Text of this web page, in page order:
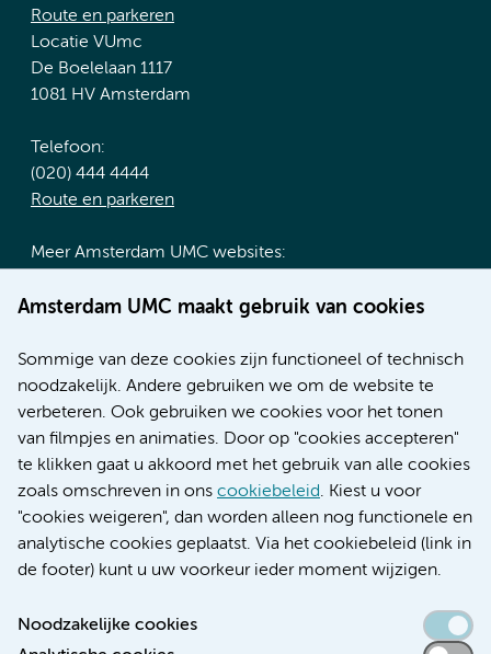
Amsterdam UMC maakt gebruik van cookies
Sommige van deze cookies zijn functioneel of technisch
noodzakelijk. Andere gebruiken we om de website te
verbeteren. Ook gebruiken we cookies voor het tonen
van filmpjes en animaties. Door op "cookies accepteren"
te klikken gaat u akkoord met het gebruik van alle cookies
zoals omschreven in ons cookiebeleid. Kiest u voor
"cookies weigeren", dan worden alleen nog functionele en
analytische cookies geplaatst. Via het cookiebeleid (link in
de footer) kunt u uw voorkeur ieder moment wijzigen.
Noodzakelijke cookies
Route en parkeren
Locatie VUmc
De Boelelaan 1117
1081 HV Amsterdam
Telefoon:
(020) 444 4444
Route en parkeren
Meer Amsterdam UMC websites:
Werken bij Amsterdam UMC
Nieuws
Research
Educatie locatie AMC
Educatie locatie VUmc